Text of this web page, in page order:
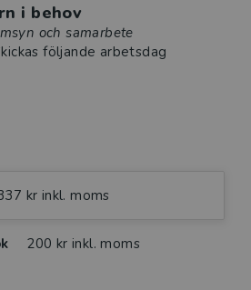
i behov
och samarbete
följande arbetsdag
kr inkl. moms
200 kr inkl. moms